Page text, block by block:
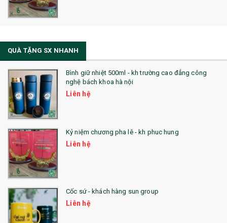
QUÀ TẶNG SX NHANH
Bình giữ nhiệt 500ml - kh trường cao đẳng công
nghệ bách khoa hà nội
Liên hệ
Kỷ niệm chương pha lê - kh phuc hung
Liên hệ
Cốc sứ - khách hàng sun group
Liên hệ